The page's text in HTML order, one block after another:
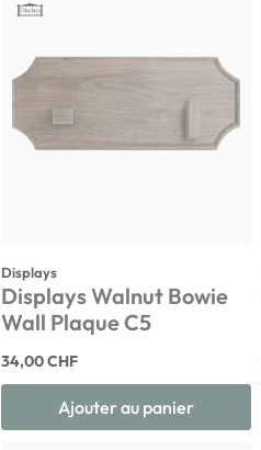
Displays
Displays Walnut Bowie
Wall Plaque C5
34,00 CHF
Ajouter au panier